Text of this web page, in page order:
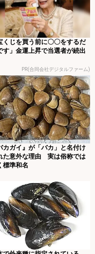
くじを買う前に〇〇をするだ
す」金運上昇で当選者が続出
PR(合同会社デジタルファーム)
カガイ』が「バカ」と名付け
た意外な理由 実は俗称では
標準和名